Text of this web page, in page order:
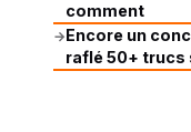
comment
→ Encore un
raflé 50+ trucs